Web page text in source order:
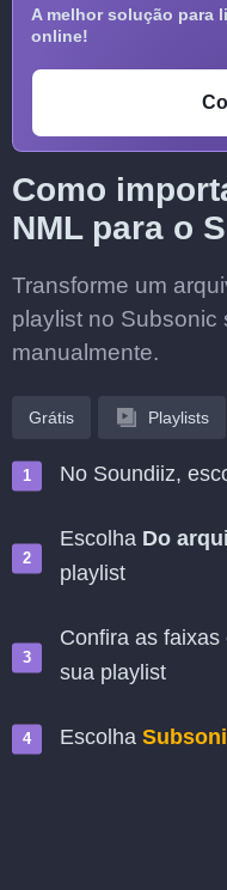
A melhor solução para
online!
Como
NML para o
Transforme um
playlist no Subsonic
manualmente.
Grátis Playlists
No Soundiiz,
Escolha Do
playlist
Confira as
sua playlist
Escolha